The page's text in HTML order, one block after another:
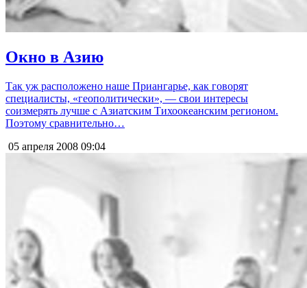
Окно в Азию
Так уж расположено наше Приангарье, как говорят
специалисты, «геополитически», — свои интересы
соизмерять лучше с Азиатским Тихоокеанским регионом.
Поэтому сравнительно…
05 апреля 2008 09:04